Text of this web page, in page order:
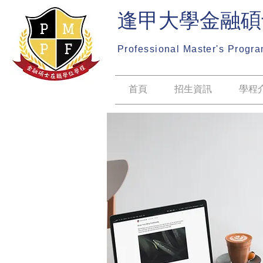
逢甲大學金融
Professional Master's
首頁 招生資訊 學程